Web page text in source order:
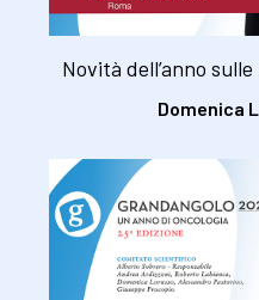
Novità dell’anno
Domenica